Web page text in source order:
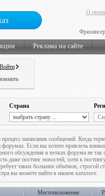
О
Реклама на сайте
Страна
процесс написания сообщений. Когда
форумах. Если вы хотите привлечь
обсуждения в ветках форума не
даже постинг новостей, хотя к
таких больших объёмов, строгой
вы можете найти в нашем каталоге.
Местоположение